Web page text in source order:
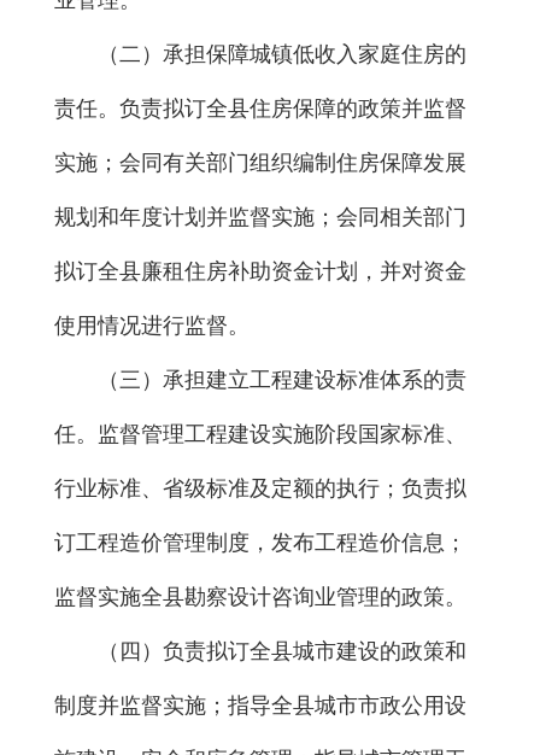
（二）承担保障城镇低收入家庭住房的
责任。负责拟订全县住房保障的政策并监督
实施；会同有关部门组织编制住房保障发展
规划和年度计划并监督实施；会同相关部门
拟订全县廉租住房补助资金计划，并对资金
使用情况进行监督。
（三）承担建立工程建设标准体系的责
任。监督管理工程建设实施阶段国家标准、
行业标准、省级标准及定额的执行；负责拟
订工程造价管理制度，发布工程造价信息；
监督实施全县勘察设计咨询业管理的政策。
（四）负责拟订全县城市建设的政策和
制度并监督实施；指导全县城市市政公用设